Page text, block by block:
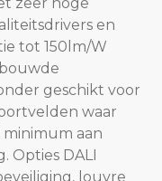
zeer hoge
en
tot 150lm/W
geschikt voor
waar
aan
Opties DALI
louvre